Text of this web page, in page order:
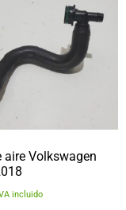
aire Volkswagen
incluido